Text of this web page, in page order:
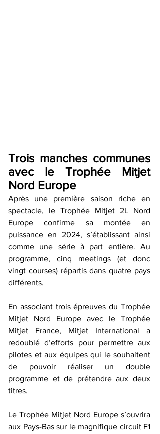
Trois manches communes
avec le Trophée Mitjet
Nord Europe
Après une première saison riche en
spectacle, le Trophée Mitjet 2L Nord
Europe confirme sa montée en
puissance en 2024, s’établissant ainsi
comme une série à part entière. Au
programme, cinq meetings (et donc
vingt courses) répartis dans quatre pays
différents.
En associant trois épreuves du Trophée
Mitjet Nord Europe avec le Trophée
Mitjet France, Mitjet International a
redoublé d’efforts pour permettre aux
pilotes et aux équipes qui le souhaitent
de pouvoir réaliser un double
programme et de prétendre aux deux
titres.
Le Trophée Mitjet Nord Europe s’ouvrira
aux Pays-Bas sur le magnifique circuit F1